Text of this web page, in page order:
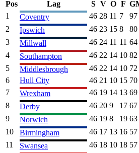
Pos Lag S V O F
1
Coventry 46 28 11 7 97
2
Ipswich 46 23 15 8 80
3
Millwall 46 24 11 11 64
4
Southampton 46 22 14 10 82
5
Middlesbrough 46 22 14 10 72
6
Hull City 46 21 10 15 70
7
Wrexham 46 19 14 13 69
8
Derby 46 20 9 17 67
9
Norwich 46 19 8 19 63
10
Birmingham 46 17 13 16 57
11
Swansea 46 18 10 18 57